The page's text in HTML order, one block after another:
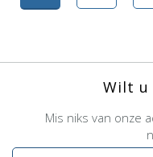
Wilt u
Mis niks van onze